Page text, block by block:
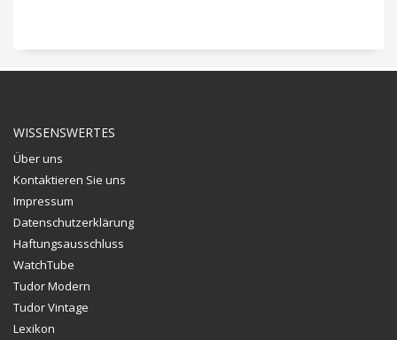
WISSENSWERTES
Über uns
Kontaktieren Sie uns
Impressum
Datenschutzerklärung
Haftungsausschluss
WatchTube
Tudor Modern
Tudor Vintage
Lexikon